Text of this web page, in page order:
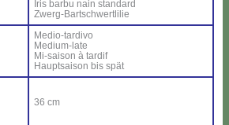
Iris bar­bu nain stan­dard
Zwerg-Bar­ts­ch­wer­tli­lie
Me­dio-tar­di­vo
Me­dium-la­te
Mi-sai­son à tar­dif
Haup­tsai­son bis spät
36 cm